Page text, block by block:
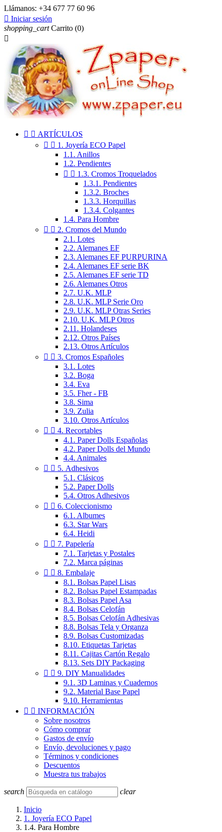
Llámanos: +34 677 77 60 96
 Iniciar sesión
shopping_cart Carrito (0)

  ARTÍCULOS
  1. Joyería ECO Papel
1.1. Anillos
1.2. Pendientes
  1.3. Cromos Troquelados
1.3.1. Pendientes
1.3.2. Broches
1.3.3. Horquillas
1.3.4. Colgantes
1.4. Para Hombre
  2. Cromos del Mundo
2.1. Lotes
2.2. Alemanes EF
2.3. Alemanes EF PURPURINA
2.4. Alemanes EF serie BK
2.5. Alemanes EF serie TD
2.6. Alemanes Otros
2.7. U.K. MLP
2.8. U.K. MLP Serie Oro
2.9. U.K. MLP Otras Series
2.10. U.K. MLP Otros
2.11. Holandeses
2.12. Otros Países
2.13. Otros Artículos
  3. Cromos Españoles
3.1. Lotes
3.2. Boga
3.4. Eva
3.5. Fher - FB
3.8. Sima
3.9. Zulia
3.10. Otros Artículos
  4. Recortables
4.1. Paper Dolls Españolas
4.2. Paper Dolls del Mundo
4.4. Animales
  5. Adhesivos
5.1. Clásicos
5.2. Paper Dolls
5.4. Otros Adhesivos
  6. Coleccionismo
6.1. Albumes
6.3. Star Wars
6.4. Heidi
  7. Papelería
7.1. Tarjetas y Postales
7.2. Marca páginas
  8. Embalaje
8.1. Bolsas Papel Lisas
8.2. Bolsas Papel Estampadas
8.3. Bolsas Papel Asa
8.4. Bolsas Celofán
8.5. Bolsas Celofán Adhesivas
8.8. Bolsas Tela y Organza
8.9. Bolsas Customizadas
8.10. Etiquetas Tarjetas
8.11. Cajitas Cartón Regalo
8.13. Sets DIY Packaging
  9. DIY Manualidades
9.1. 3D Laminas y Cuadernos
9.2. Material Base Papel
9.10. Herramientas
  INFORMACIÓN
Sobre nosotros
Cómo comprar
Gastos de envío
Envío, devoluciones y pago
Términos y condiciones
Descuentos
Muestra tus trabajos
search clear
Inicio
1. Joyería ECO Papel
1.4. Para Hombre